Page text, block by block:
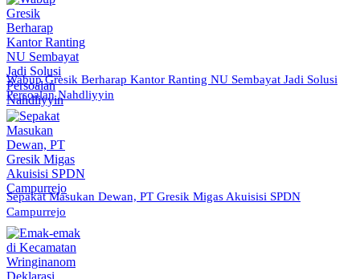
Wabup Gresik Berharap Kantor Ranting NU Sembayat Jadi Solusi
Persoalan Nahdliyyin
Sepakat Masukan Dewan, PT Gresik Migas Akuisisi SPDN
Campurrejo